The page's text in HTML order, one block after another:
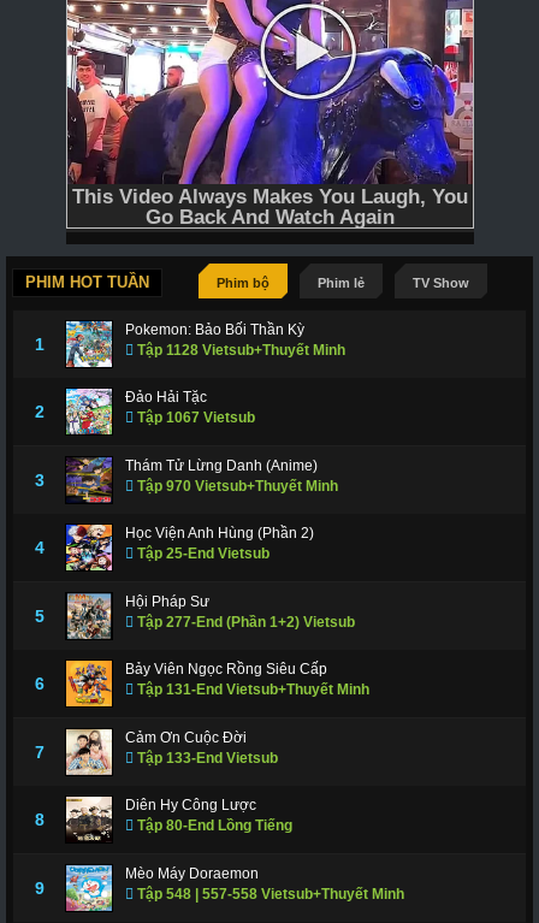
PHIM HOT TUẦN Phim bộ Phim lẻ TV Show
1
Pokemon: Bảo Bối Thần Kỳ
Tập 1128 Vietsub+Thuyết Minh
2
Đảo Hải Tặc
Tập 1067 Vietsub
3
Thám Tử Lừng Danh (Anime)
Tập 970 Vietsub+Thuyết Minh
4
Học Viện Anh Hùng (Phần 2)
Tập 25-End Vietsub
5
Hội Pháp Sư
Tập 277-End (Phần 1+2) Vietsub
6
Bảy Viên Ngọc Rồng Siêu Cấp
Tập 131-End Vietsub+Thuyết Minh
7
Cảm Ơn Cuộc Đời
Tập 133-End Vietsub
8
Diên Hy Công Lược
Tập 80-End Lồng Tiếng
9
Mèo Máy Doraemon
Tập 548 | 557-558 Vietsub+Thuyết Minh